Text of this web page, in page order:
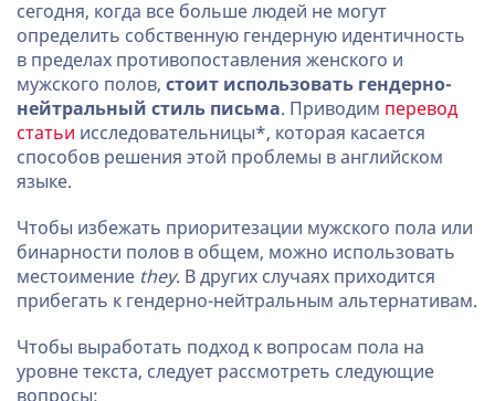
сегодня, когда все больше людей не могут
определить собственную гендерную идентичность
в пределах противопоставления женского и
мужского полов, стоит использовать гендерно-
нейтральный стиль письма. Приводим перевод
статьи исследовательницы*, которая касается
способов решения этой проблемы в английском
языке.
Чтобы избежать приоритезации мужского пола или
бинарности полов в общем, можно использовать
местоимение they. В других случаях приходится
прибегать к гендерно-нейтральным альтернативам.
Чтобы выработать подход к вопросам пола на
уровне текста, следует рассмотреть следующие
вопросы: